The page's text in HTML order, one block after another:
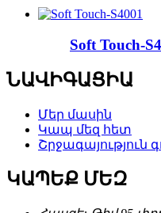
Soft Touch-
ՆԱՎԻԳԱՑԻԱ
Մեր մասին
Կապ մեզ հետ
Շրջագայություն
ԿԱՊԵՔ ՄԵԶ